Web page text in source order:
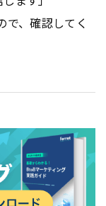
で、確認してく